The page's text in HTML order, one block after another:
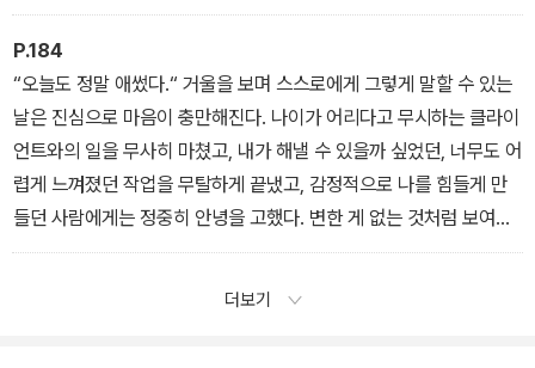
P.184
“오늘도 정말 애썼다.“ 거울을 보며 스스로에게 그렇게 말할 수 있는
날은 진심으로 마음이 충만해진다. 나이가 어리다고 무시하는 클라이
언트와의 일을 무사히 마쳤고, 내가 해낼 수 있을까 싶었던, 너무도 어
렵게 느껴졌던 작업을 무탈하게 끝냈고, 감정적으로 나를 힘들게 만
들던 사람에게는 정중히 안녕을 고했다. 변한 게 없는 것처럼 보여도
열심히 해 나가고 있다. 정말로.
더보기